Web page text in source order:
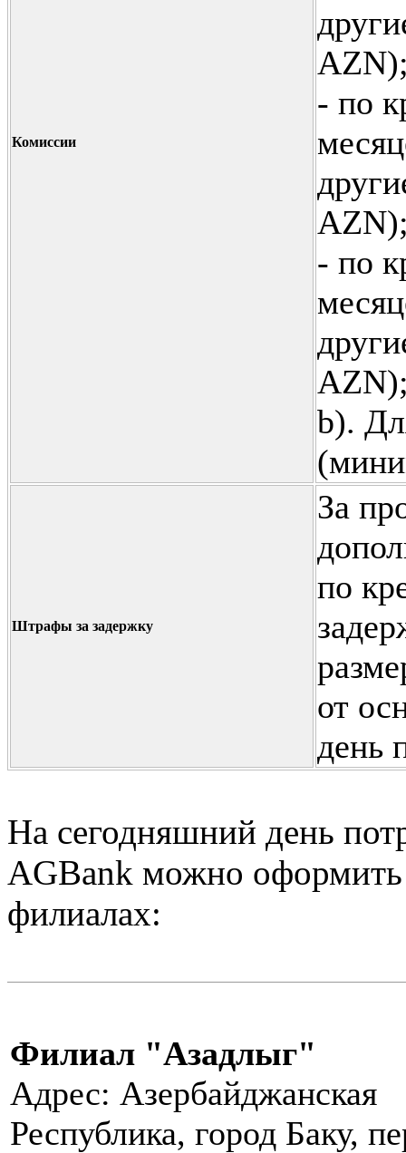
Комиссии
- по
- по
b).
Штрафы за задержку
За
по
от
день
На сегодняшний день
AGBank можно
филиалах:
Филиал "Азадлыг"
Адрес: Азербайджанская
Республика, город Баку,